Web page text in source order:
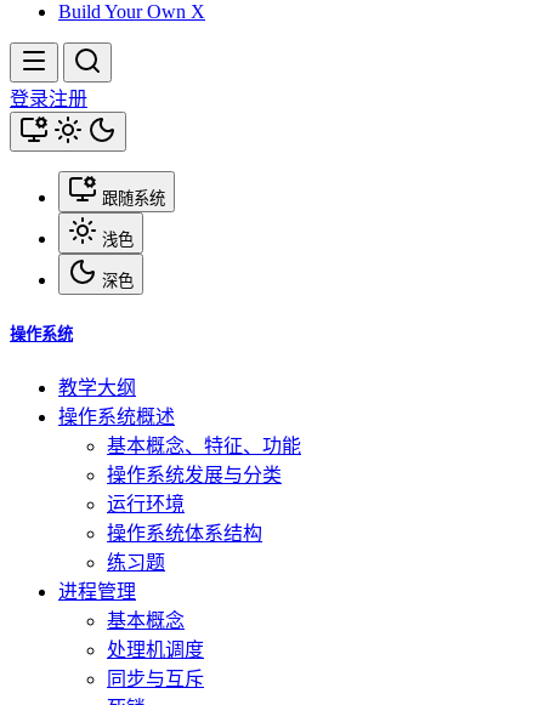
Build Your Own X
登录注册
跟随系统
浅色
深色
操作系统
教学大纲
操作系统概述
基本概念、特征、功能
操作系统发展与分类
运行环境
操作系统体系结构
练习题
进程管理
基本概念
处理机调度
同步与互斥